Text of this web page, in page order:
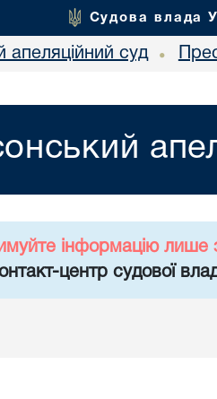
Судова влада
апеляційний суд •
інформацію лише
центр судової